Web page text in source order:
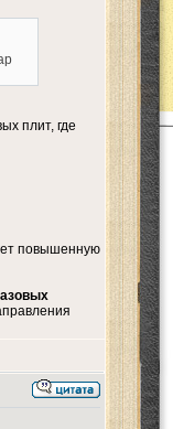
плит, где
повышенную